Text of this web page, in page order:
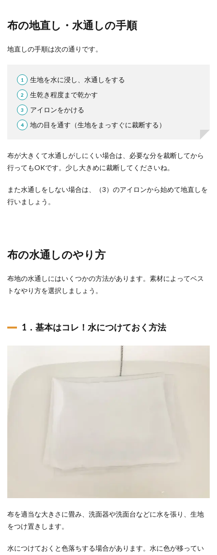
布の地直し・水通しの手順
地直しの手順は次の通りです。
生地を水に浸し、水通しをする
生乾き程度まで乾かす
アイロンをかける
地の目を通す（生地をまっすぐに裁断する）
布が大きくて水通しがしにくい場合は、必要な分を裁断してから
行ってもOKです。少し大きめに裁断してくださいね。
また水通しをしない場合は、（3）のアイロンから始めて地直しを
行いましょう。
布の水通しのやり方
布地の水通しにはいくつかの方法があります。素材によってベス
トなやり方を選択しましょう。
1．基本はコレ！水につけておく方法
布を適当な大きさに畳み、洗面器や洗面台などに水を張り、生地
をつけ置きします。
水につけておくと色落ちする場合があります。水に色が移ってい